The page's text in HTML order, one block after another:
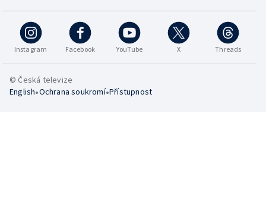
Instagram Facebook YouTube X Threads
© Česká televize
English•Ochrana soukromí•Přístupnost